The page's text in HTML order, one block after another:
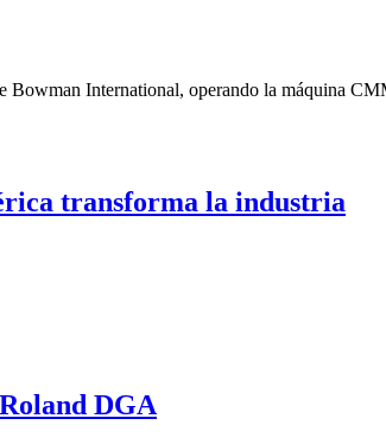
transforma la industria
DGA